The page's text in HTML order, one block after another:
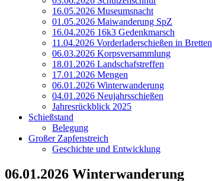
16.05.2026 Museumsnacht
01.05.2026 Maiwanderung SpZ
16.04.2026 16k3 Gedenkmarsch
11.04.2026 Vorderladerschießen in Bretten
06.03.2026 Korpsversammlung
18.01.2026 Landschafstreffen
17.01.2026 Mengen
06.01.2026 Winterwanderung
04.01.2026 Neujahrsschießen
Jahresrückblick 2025
Schießstand
Belegung
Großer Zapfenstreich
Geschichte und Entwicklung
06.01.2026 Winterwanderung